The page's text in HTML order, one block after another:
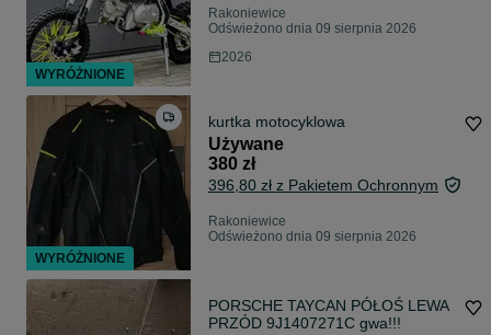
Rakoniewice
Odświeżono dnia 09 sierpnia 2026
2026
kurtka motocyklowa
Używane
380 zł
396,80 zł z Pakietem Ochronnym
Rakoniewice
Odświeżono dnia 09 sierpnia 2026
PORSCHE TAYCAN PÓŁOŚ LEWA
PRZÓD 9J1407271C gwa!!!
WYRÓŻNIONE
WYRÓŻNIONE